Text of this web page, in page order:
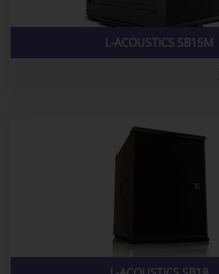
L-ACOUSTICS SB15M